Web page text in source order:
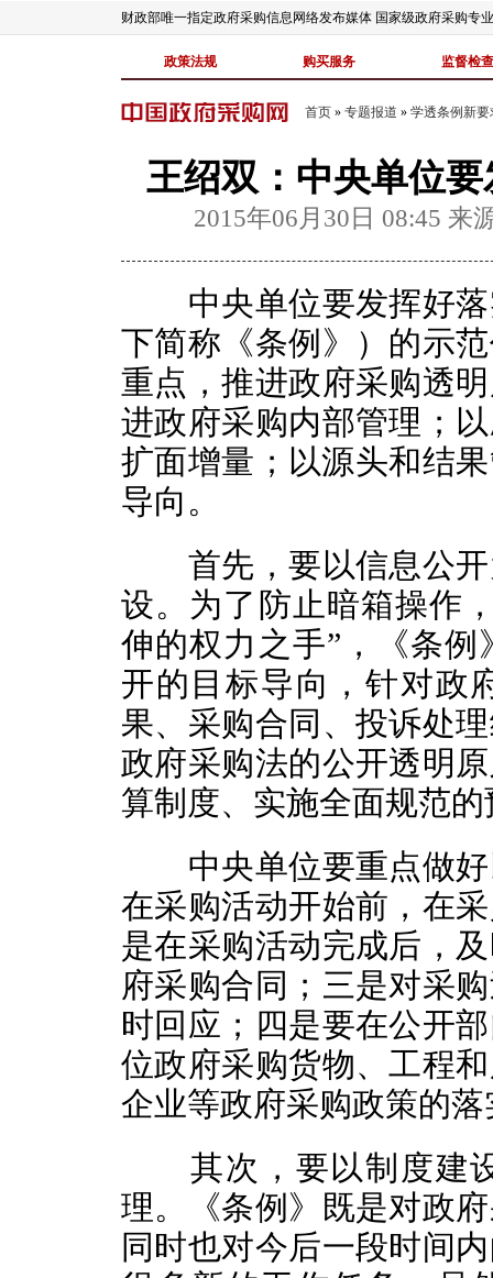
财政部唯一指定政府采购信息网络发布媒体 国家级政府采购专
政策法规 购买服务 监督检查
首页 » 专题报道 » 学透条例新
王绍双：中央单位
2015年06月30日 08:45 来
中央单位要发挥好落
下简称《条例》）的示
重点，推进政府采购透
进政府采购内部管理；
扩面增量；以源头和结
导向。
首先，要以信息公开
设。为了防止暗箱操作
伸的权力之手”，《条
开的目标导向，针对政
果、采购合同、投诉处
政府采购法的公开透明
算制度、实施全面规范
中央单位要重点做好
在采购活动开始前，在
是在采购活动完成后，
府采购合同；三是对采
时回应；四是要在公开
位政府采购货物、工程
企业等政府采购政策的
其次，要以制度建设
理。《条例》既是对政
同时也对今后一段时间